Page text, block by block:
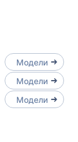
Модели
Модели
Модели